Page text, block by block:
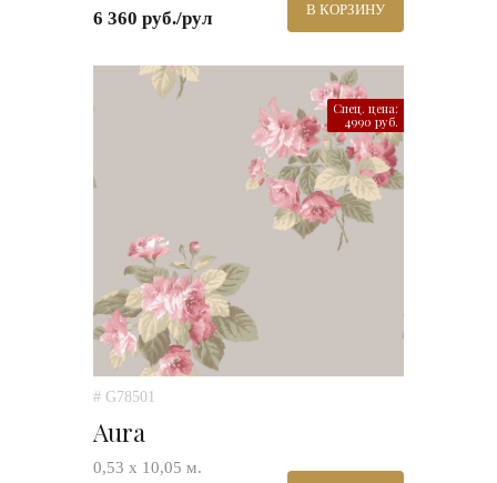
6 360 руб./рул В КОРЗИНУ
Спец. цена:
4990 руб.
# G78501
Aura
0,53 х 10,05 м.